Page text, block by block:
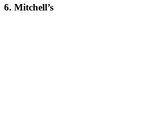
6. Mitchell’s